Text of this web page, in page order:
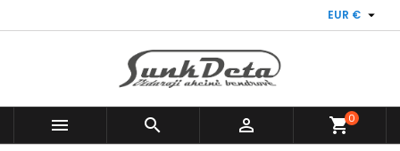
EUR € 
   shopping_cart0